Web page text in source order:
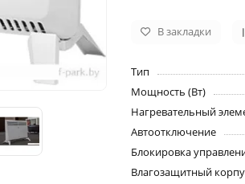
В закладки
Тип
Мощность (Вт)
Нагревательный
Автоотключение
Блокировка
Влагозащитный